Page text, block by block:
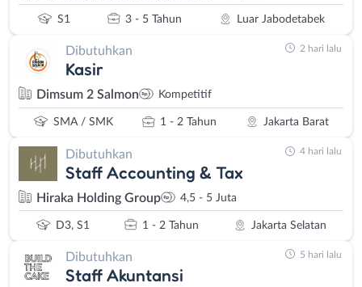
S1 3 - 5 Tahun Luar Jabodetabek
Dibutuhkan
Kasir
Dimsum 2 Salmon Kompetitif
SMA / SMK 1 - 2 Tahun Jakarta Barat
2 hari lalu
Dibutuhkan
Staff Accounting & Tax
Hiraka Holding Group 4,5 - 5 Juta
D3, S1 1 - 2 Tahun Jakarta Selatan
4 hari lalu
Dibutuhkan
Staff Akuntansi
5 hari lalu